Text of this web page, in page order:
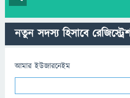
নতুন সদস্য হিসাবে
আমার ইউজারনেইম